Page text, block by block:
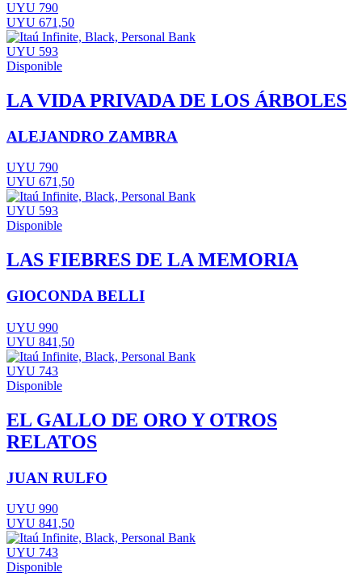
UYU 790
UYU 671,50
UYU 593
Disponible
LA VIDA PRIVADA DE LOS ÁRBOLES
ALEJANDRO ZAMBRA
UYU 790
UYU 671,50
UYU 593
Disponible
LAS FIEBRES DE LA MEMORIA
GIOCONDA BELLI
UYU 990
UYU 841,50
UYU 743
Disponible
EL GALLO DE ORO Y OTROS
RELATOS
JUAN RULFO
UYU 990
UYU 841,50
UYU 743
Disponible